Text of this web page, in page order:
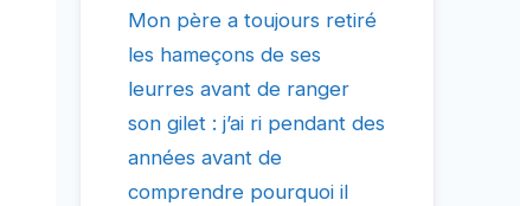
Mon père a toujours retiré
les hameçons de ses
leurres avant de ranger
son gilet : j’ai ri pendant des
années avant de
comprendre pourquoi il